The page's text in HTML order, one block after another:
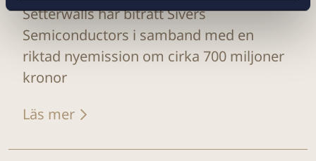
Setterwalls har biträtt Sivers
Semiconductors i samband med en
riktad nyemission om cirka 700 miljoner
kronor
Läs mer